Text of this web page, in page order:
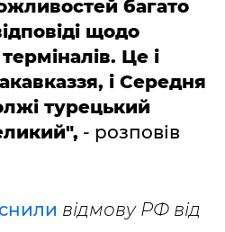
багато
щодо
Це і
і Середня
турецький
- розповів
відмову РФ від